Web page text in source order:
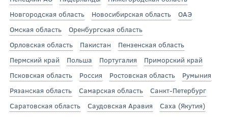
Новгородская область
Новосибирская область
ОАЭ
Омская область
Оренбургская область
Орловская область
Пакистан
Пензенская область
Пермский край
Польша Португалия
Приморский край
Псковская область
Россия Ростовская область
Румыния
Рязанская область
Самарская область
Санкт-Петербург
Саратовская область
Саудовская Аравия
Саха (Якутия)